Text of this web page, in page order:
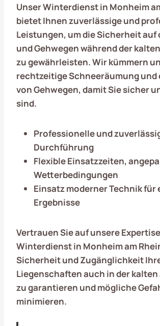
Unser Winterdienst in Monheim
bietet Ihnen zuverlässige und
Leistungen, um die Sicherheit auf
und Gehwegen während der
zu gewährleisten. Wir kümmern
rechtzeitige Schneeräumung und
von Gehwegen, damit Sie sicher
sind.
Professionelle und
Durchführung
Flexible Einsatzzeiten,
Wetterbedingungen
Einsatz moderner Technik
Ergebnisse
Vertrauen Sie auf unsere
Winterdienst in Monheim am
Sicherheit und Zugänglichkeit
Liegenschaften auch in der
zu garantieren und mögliche
minimieren.